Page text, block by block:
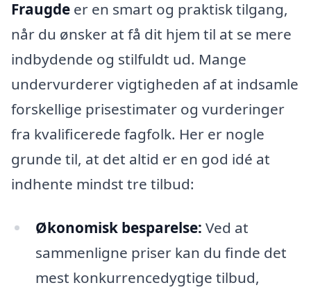
Fraugde er en smart og praktisk tilgang,
når du ønsker at få dit hjem til at se mere
indbydende og stilfuldt ud. Mange
undervurderer vigtigheden af at indsamle
forskellige prisestimater og vurderinger
fra kvalificerede fagfolk. Her er nogle
grunde til, at det altid er en god idé at
indhente mindst tre tilbud:
Økonomisk besparelse: Ved at
sammenligne priser kan du finde det
mest konkurrencedygtige tilbud,